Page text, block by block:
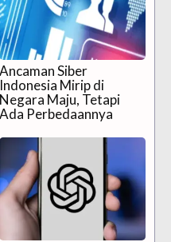
Ancaman Siber
Indonesia Mirip di
Negara Maju, Tetapi
Ada Perbedaannya